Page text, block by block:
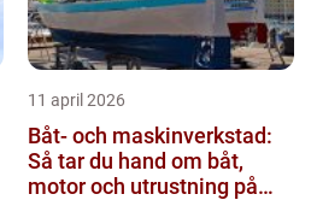
11 april 2026
Båt- och maskinverkstad:
Så tar du hand om båt,
motor och utrustning på